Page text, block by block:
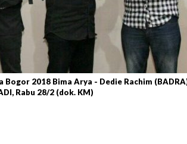
2018 Bima Arya - Dedie Rachim
Rabu 28/2 (dok. KM)